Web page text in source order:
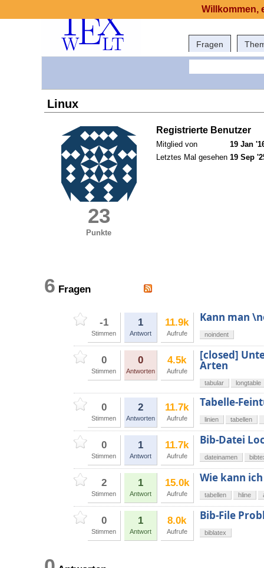
Fragen
Linux
23
Punkte
Registrierte Benutzer
Mitglied von
19 Jan
Letztes Mal gesehen 19 Sep
6 Fragen
-1
Stimmen
1
Antwort
11.9k
Aufrufe
Kann man
noindent
0
Stimmen
0
Antworten
4.5k
Aufrufe
[closed]
Arten
tabular longtable
0
Stimmen
2
Antworten
11.7k
Aufrufe
Tabelle-
linien tabellen
0
Stimmen
1
Antwort
11.7k
Aufrufe
Bib-Datei
dateinamen
2
Stimmen
1
Antwort
15.0k
Aufrufe
Wie kann
tabellen hline
0
Stimmen
1
Antwort
8.0k
Aufrufe
Bib-File
biblatex
Willkommen,